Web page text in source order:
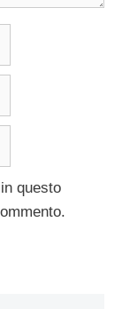
questo